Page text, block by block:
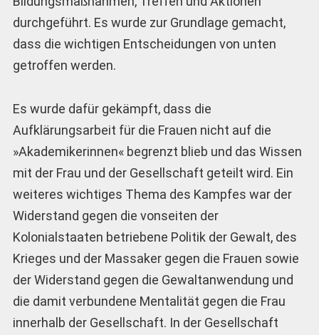
durchgeführt. Es wurde zur Grundlage gemacht,
dass die wichtigen Entscheidungen von unten
getroffen werden.
Es wurde dafür gekämpft, dass die
Aufklärungsarbeit für die Frauen nicht auf die
»Akademikerinnen« begrenzt blieb und das Wissen
mit der Frau und der Gesellschaft geteilt wird. Ein
weiteres wichtiges Thema des Kampfes war der
Widerstand gegen die vonseiten der
Kolonialstaaten betriebene Politik der Gewalt, des
Krieges und der Massaker gegen die Frauen sowie
der Widerstand gegen die Gewaltanwendung und
die damit verbundene Mentalität gegen die Frau
innerhalb der Gesellschaft. In der Gesellschaft